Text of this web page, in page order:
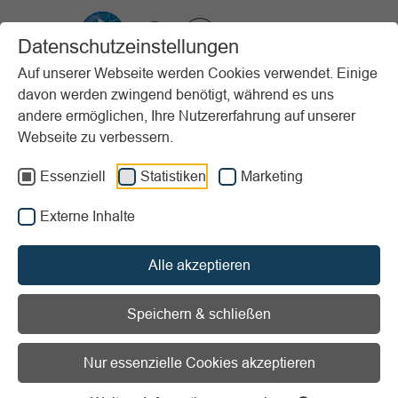
Datenschutzeinstellungen
Auf unserer Webseite werden Cookies verwendet. Einige
davon werden zwingend benötigt, während es uns
andere ermöglichen, Ihre Nutzererfahrung auf unserer
Webseite zu verbessern.
Essenziell Statistiken Marketing
Externe Inhalte
Alle akzeptieren
Speichern & schließen
Nur essenzielle Cookies akzeptieren
Startseite Vereinsmanagement Steuern & Finanzen
Buchführung
Grundlagen
Vorlesen
Informationen zum Readspeaker öffnen
Grundlagen
Aufgaben der Buchführung
Welche Aufgaben hat die Buchführung im
Sportverein? Überblick über Pflichten,